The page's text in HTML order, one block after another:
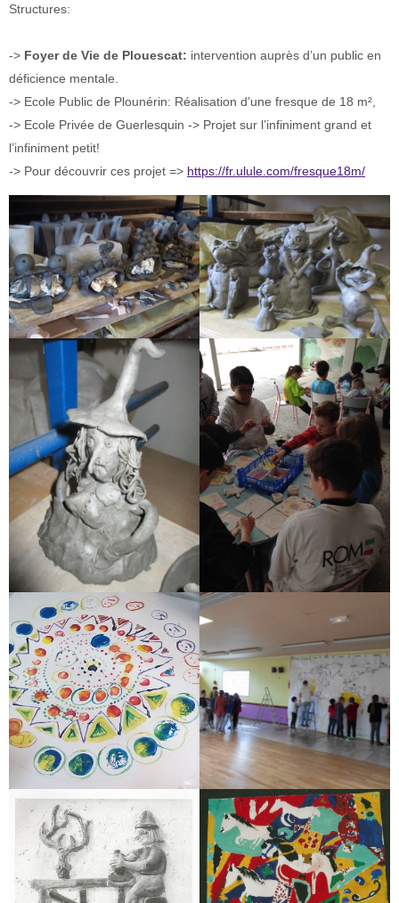
Structures:
-> Foyer de Vie de Plouescat: intervention auprès d’un public en
déficience mentale.
-> Ecole Public de Plounérin: Réalisation d’une fresque de 18 m²,
-> Ecole Privée de Guerlesquin -> Projet sur l’infiniment grand et
l’infiniment petit!
-> Pour découvrir ces projet => https://fr.ulule.com/fresque18m/